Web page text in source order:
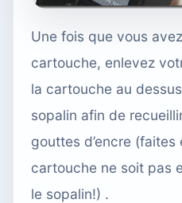
Une fois que vous
cartouche, enlevez
la cartouche au
sopalin afin de
gouttes d’encre
cartouche ne soit pas
le sopalin!) .